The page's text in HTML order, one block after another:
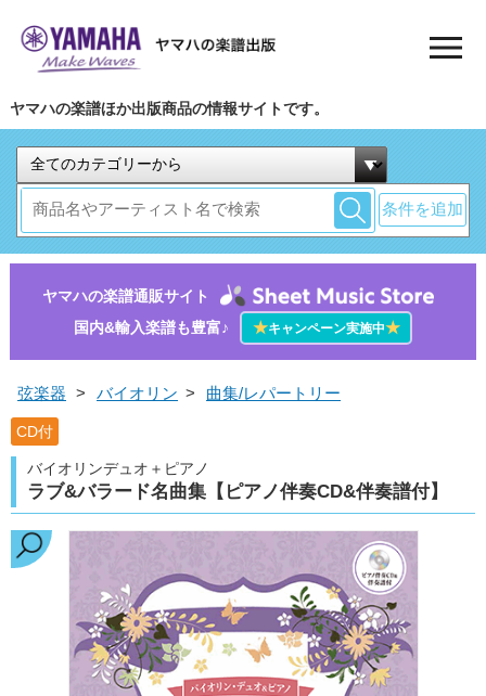
ヤマハの楽譜ほか出版商品の情報サイトです。
条件を追加
ヤマハの楽譜通販サイト
国内&輸入楽譜も豊富♪
★キャンペーン実施中★
弦楽器 > バイオリン > 曲集/レパートリー
CD付
バイオリンデュオ＋ピアノ
ラブ&バラード名曲集【ピアノ伴奏CD&伴奏譜付】